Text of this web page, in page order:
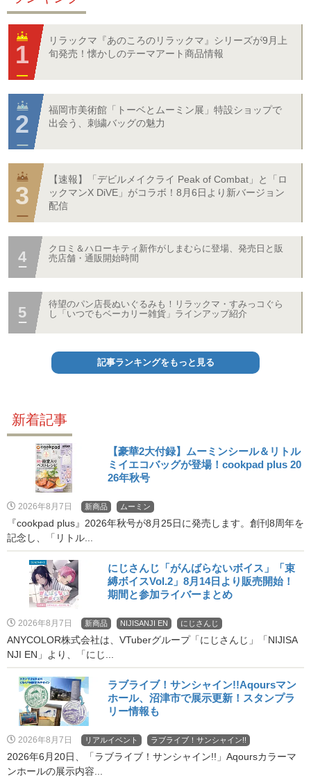
リラックマ『あのころのリラックマ』シリーズが9月上
旬発売！懐かしのテーマアート商品情報
福岡市美術館「トーベとムーミン展」特設ショップで
出会う、刺繍バッグの魅力
【速報】「デビルメイクライ Peak of Combat」と「ロ
ックマンX DiVE」がコラボ！8月6日より新バージョン
配信
クロミ＆ハローキティ新作がしまむらに登場、発売日と販
売店舗・通販開始時間
待望のパン店長ぬいぐるみも！リラックマ・すみっコぐら
し「いつでもベーカリー雑貨」ラインアップ紹介
記事ランキングをもっと見る
新着記事
【豪華2大付録】ムーミンシール＆リトル
ミイエコバッグが登場！cookpad plus 20
26年秋号
2026年8月7日 新商品 ムーミン
『cookpad plus』2026年秋号が8月25日に発売します。創刊8周年を
記念し、「リトル...
にじさんじ「がんばらないボイス」「束
縛ボイスVol.2」8月14日より販売開始！
期間と参加ライバーまとめ
2026年8月7日 新商品 NIJISANJI EN にじさんじ
ANYCOLOR株式会社は、VTuberグループ「にじさんじ」「NIJISA
NJI EN」より、「にじ...
ラブライブ！サンシャイン!!Aqoursマン
ホール、沼津市で展示更新！スタンプラ
リー情報も
2026年8月7日 リアルイベント ラブライブ！サンシャイン!!
2026年6月20日、「ラブライブ！サンシャイン!!」Aqoursカラーマ
ンホールの展示内容...